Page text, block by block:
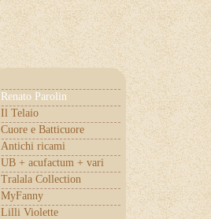
Renato Parolin
Il Telaio
Cuore e Batticuore
Antichi ricami
UB + acufactum + vari
Tralala Collection
MyFanny
Lilli Violette
Fili DMC e